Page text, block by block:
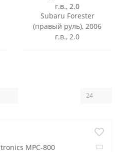
Subaru Forester
(правый руль), 2006
г.в., 2.0